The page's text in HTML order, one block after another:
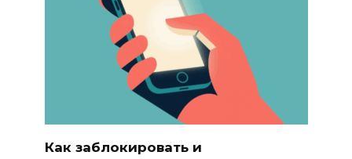
Как заблокировать и